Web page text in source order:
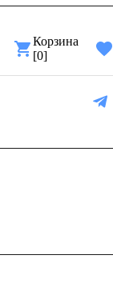
Корзина
[0]